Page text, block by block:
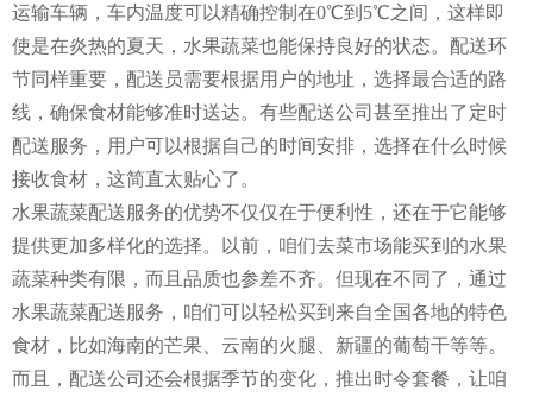
运输车辆，车内温度可以精确控制在0℃到5℃之间，这样即
使是在炎热的夏天，水果蔬菜也能保持良好的状态。配送环
节同样重要，配送员需要根据用户的地址，选择最合适的路
线，确保食材能够准时送达。有些配送公司甚至推出了定时
配送服务，用户可以根据自己的时间安排，选择在什么时候
接收食材，这简直太贴心了。
水果蔬菜配送服务的优势不仅仅在于便利性，还在于它能够
提供更加多样化的选择。以前，咱们去菜市场能买到的水果
蔬菜种类有限，而且品质也参差不齐。但现在不同了，通过
水果蔬菜配送服务，咱们可以轻松买到来自全国各地的特色
食材，比如海南的芒果、云南的火腿、新疆的葡萄干等等。
而且，配送公司还会根据季节的变化，推出时令套餐，让咱